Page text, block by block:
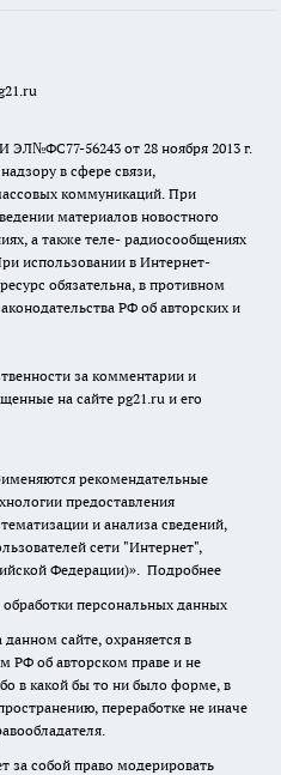
ЭЛ№ФС77-56243 от 28 ноября 2013 г.
в сфере связи,
коммуникаций. При
материалов новостного
а также теле- радиосообщениях
использовании в Интернет-
обязательна, в противном
РФ об авторских и
за комментарии и
на сайте pg21.ru и его
рекомендательные
предоставления
и анализа сведений,
сети "Интернет",
Федерации)». Подробнее
персональных данных
сайте, охраняется в
РФ об авторском праве и не
в какой бы то ни было форме, в
переработке не иначе
за собой право модерировать